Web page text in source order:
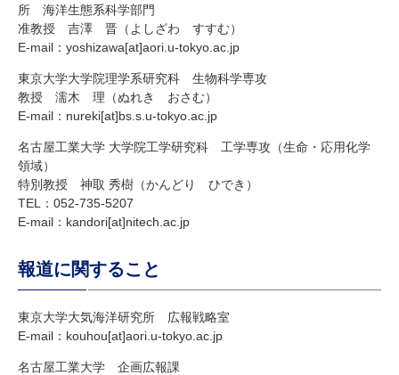
所 海洋生態系科学部門
准教授 吉澤 晋（よしざわ すすむ）
E-mail：yoshizawa[at]aori.u-tokyo.ac.jp
東京大学大学院理学系研究科 生物科学専攻
教授 濡木 理（ぬれき おさむ）
E-mail：nureki[at]bs.s.u-tokyo.ac.jp
名古屋工業大学 大学院工学研究科 工学専攻（生命・応用化学
領域）
特別教授 神取 秀樹（かんどり ひでき）
TEL：052-735-5207
E-mail：kandori[at]nitech.ac.jp
報道に関すること
東京大学大気海洋研究所 広報戦略室
E-mail：kouhou[at]aori.u-tokyo.ac.jp
名古屋工業大学 企画広報課